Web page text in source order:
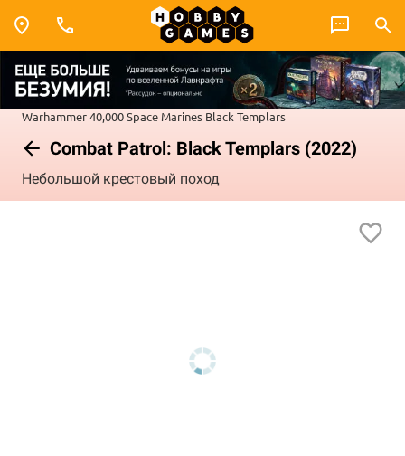
Warhammer 40,000Space Marines Black Templars
Combat Patrol: Black Templars (2022)
Небольшой крестовый поход